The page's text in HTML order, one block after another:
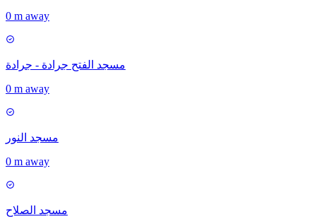
0 m away
مسجد الفتح جرادة - جرادة
0 m away
مسجد النور
0 m away
مسجد الصلاح